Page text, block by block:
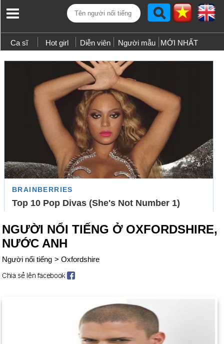
Ca sĩ Hot girl Diễn viên Người mẫu MỚI NHẤT
NGƯỜI NỔI TIẾNG Ở OXFORDSHIRE,
NƯỚC ANH
Người nổi tiếng > Oxfordshire